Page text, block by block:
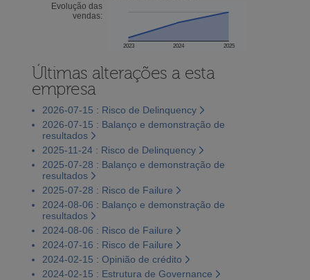
Evolução das
vendas:
2023 2024 2025
Últimas alterações a esta
empresa
2026-07-15 : Risco de Delinquency
2026-07-15 : Balanço e demonstração de
resultados
2025-11-24 : Risco de Delinquency
2025-07-28 : Balanço e demonstração de
resultados
2025-07-28 : Risco de Failure
2024-08-06 : Balanço e demonstração de
resultados
2024-08-06 : Risco de Failure
2024-07-16 : Risco de Failure
2024-02-15 : Opinião de crédito
2024-02-15 : Estrutura de Governance